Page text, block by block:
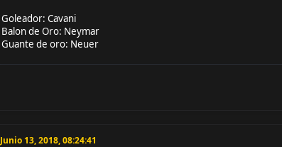
Goleador: Cavani
Balon de Oro: Neymar
Guante de oro: Neuer
Junio 13, 2018, 08:24:41